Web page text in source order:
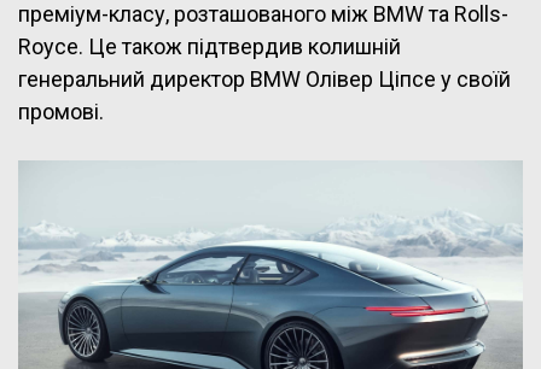
преміум-класу, розташованого між BMW та Rolls-
Royce. Це також підтвердив колишній
генеральний директор BMW Олівер Ціпсе у своїй
промові.